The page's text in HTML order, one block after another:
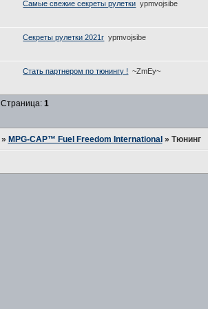
Самые свежие секреты рулетки ypmvojsibe
Секреты рулетки 2021г ypmvojsibe
Стать партнером по тюнингу !
~ZmEy~
Страница: 1
» MPG-CAP™ Fuel Freedom International » Тюнинг